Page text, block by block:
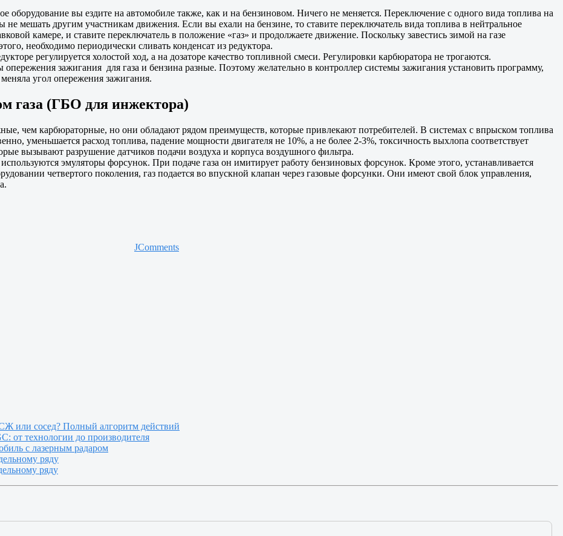
оборудование вы ездите на автомобиле также, как и на бензиновом. Ничего не меняется. Переключение с одного вида топлива на
не мешать другим участникам движения. Если вы ехали на бензине, то ставите переключатель вида топлива в нейтральное
камере, и ставите переключатель в положение «газ» и продолжаете движение. Поскольку завестись зимой на газе
необходимо периодически сливать конденсат из редуктора.
регулируется холостой ход, а на дозаторе качество топливной смеси. Регулировки карбюратора не трогаются.
зажигания для газа и бензина разные. Поэтому желательно в контроллер системы зажигания установить программу,
угол опережения зажигания.
газа (ГБО для инжектора)
чем карбюраторные, но они обладают рядом преимуществ, которые привлекают потребителей. В системах с впрыском топлива
уменьшается расход топлива, падение мощности двигателя не 10%, а не более 2-3%, токсичность выхлопа соответствует
вызывают разрушение датчиков подачи воздуха и корпуса воздушного фильтра.
эмуляторы форсунок. При подаче газа он имитирует работу бензиновых форсунок. Кроме этого, устанавливается
четвертого поколения, газ подается во впускной клапан через газовые форсунки. Они имеют свой блок управления,
JComments
или сосед? Полный алгоритм действий
от технологии до производителя
с лазерным радаром
ряду
ряду